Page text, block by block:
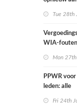
Tue 28th
WIA-
Mon
PPWR
leden: alle
Fri 24th